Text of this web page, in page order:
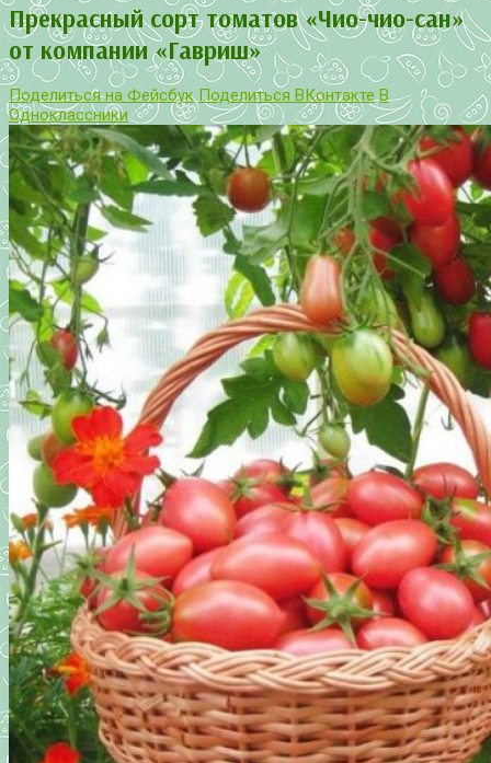
Прекрасный сорт томатов «Чио-чио-сан»
от компании «Гавриш»
Поделиться на Фейсбук Поделиться ВКонтакте В
Одноклассники